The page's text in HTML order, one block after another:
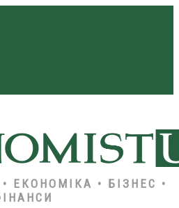
ЕКОНОМІКА • БІЗНЕС •